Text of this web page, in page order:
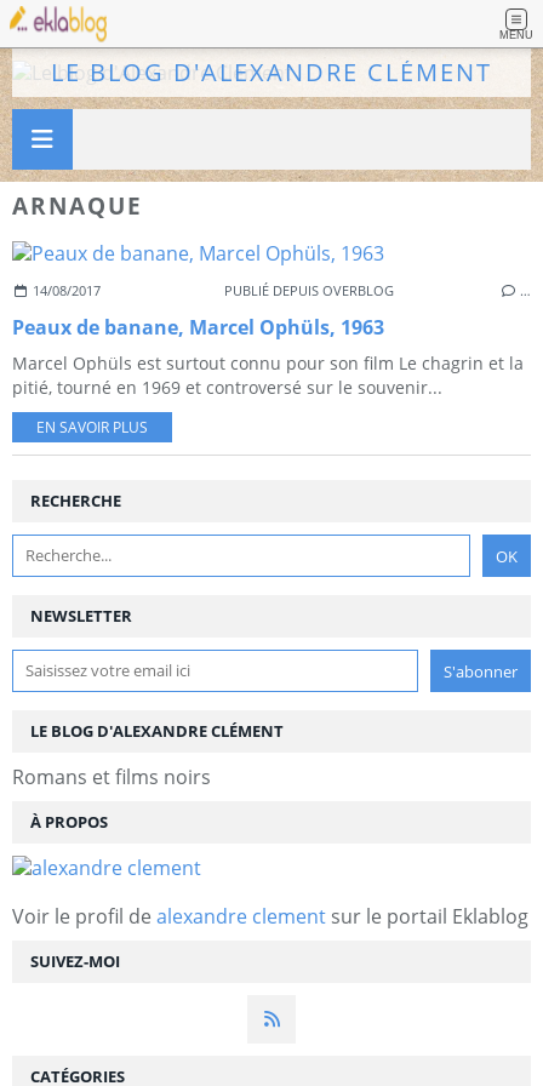
MENU
LE BLOG D'ALEXANDRE CLÉMENT
ARNAQUE
14/08/2017 PUBLIÉ DEPUIS OVERBLOG …
Peaux de banane, Marcel Ophüls, 1963
Marcel Ophüls est surtout connu pour son film Le chagrin et la
pitié, tourné en 1969 et controversé sur le souvenir...
EN SAVOIR PLUS
NEWSLETTER
SUIVEZ-MOI
RECHERCHE
LE BLOG D'ALEXANDRE CLÉMENT
Romans et films noirs
À PROPOS
Voir le profil de alexandre clement sur le portail Eklablog
CATÉGORIES